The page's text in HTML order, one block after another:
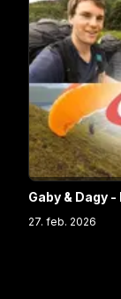
Gaby & Dagy
27. feb. 2026